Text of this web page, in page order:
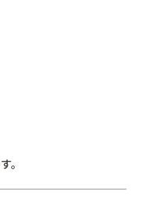
。